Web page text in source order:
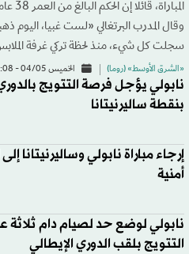
وقال المدرب البرتغالي «لست غبيا، اليوم
سجلت كل شيء، منذ لحظة تركي غرفة
«الشرق الأوسط» (روما) الخميس 04/05 - 16:08
نابولي يؤجل فرصة التتويج
بنقطة ساليرنيتانا
إرجاء مباراة نابولي وساليرنيتانا
أمنية
نابولي لوضع حد لصيام دام ثلاثة
التتويج بلقب الدوري الإيطالي